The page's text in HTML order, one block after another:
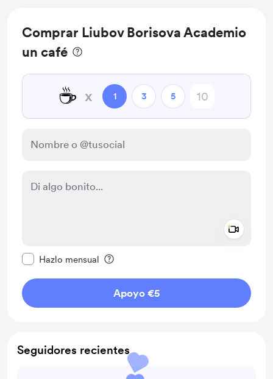
Comprar Liubov Borisova Academio
un café
☕ x 1 3 5
Hazlo mensual
Apoyo €5
Seguidores recientes